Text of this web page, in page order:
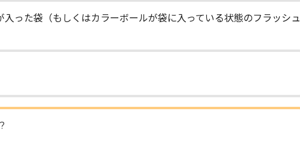
った袋（もしくはカラーボールが袋に入っている状態のフラッシュ